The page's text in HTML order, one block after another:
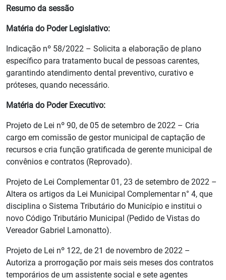
Resumo da sessão
Matéria do Poder Legislativo:
Indicação nº 58/2022 – Solicita a elaboração de plano
específico para tratamento bucal de pessoas carentes,
garantindo atendimento dental preventivo, curativo e
próteses, quando necessário.
Matéria do Poder Executivo:
Projeto de Lei nº 90, de 05 de setembro de 2022 – Cria
cargo em comissão de gestor municipal de captação de
recursos e cria função gratificada de gerente municipal de
convênios e contratos (Reprovado).
Projeto de Lei Complementar 01, 23 de setembro de 2022 –
Altera os artigos da Lei Municipal Complementar n° 4, que
disciplina o Sistema Tributário do Município e institui o
novo Código Tributário Municipal (Pedido de Vistas do
Vereador Gabriel Lamonatto).
Projeto de Lei nº 122, de 21 de novembro de 2022 –
Autoriza a prorrogação por mais seis meses dos contratos
temporários de um assistente social e sete agentes